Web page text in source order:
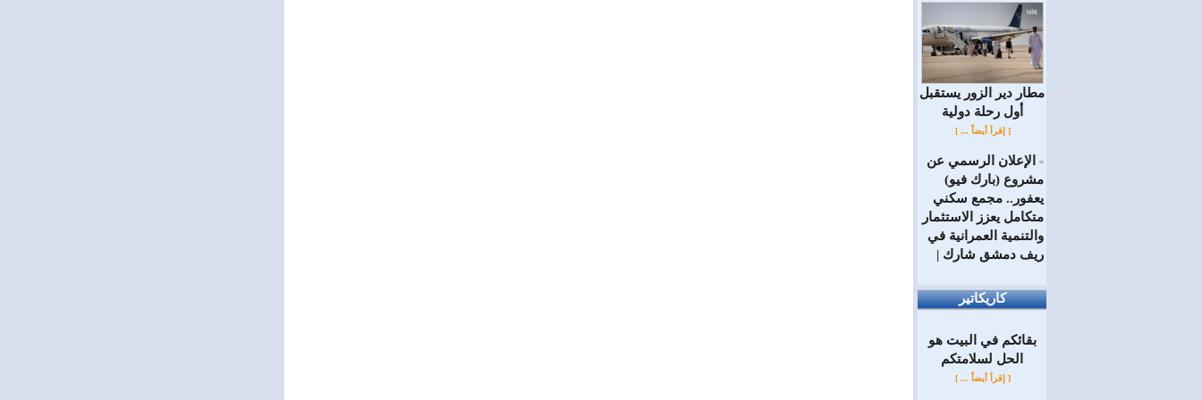
مطار دير الزور يستقبل
أول رحلة دولية
[ إقرأ أيضاً ... ]
=
الإعلان الرسمي عن
مشروع (بارك فيو)
يعفور.. مجمع سكني
متكامل يعزز الاستثمار
والتنمية العمرانية في
ريف دمشق شارك |
كاريكاتير
بقائكم في البيت هو
الحل لسلامتكم
[ إقرأ أيضاً ... ]